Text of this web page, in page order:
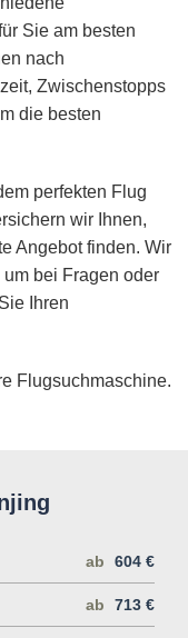
Sie am besten
nach
Zwischenstopps
die besten
perfekten Flug
wir Ihnen,
Angebot finden. Wir
bei Fragen oder
Ihren
Flugsuchmaschine.
ab 604 €
ab 713 €